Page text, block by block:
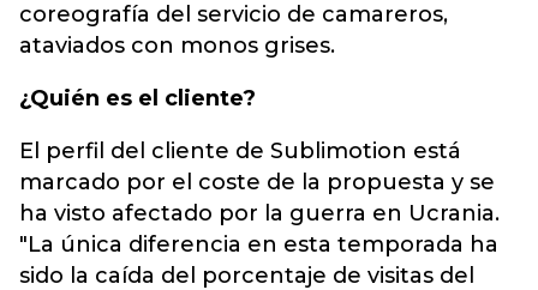
coreografía del servicio de camareros,
ataviados con monos grises.
¿Quién es el cliente?
El perfil del cliente de Sublimotion está
marcado por el coste de la propuesta y se
ha visto afectado por la guerra en Ucrania.
"La única diferencia en esta temporada ha
sido la caída del porcentaje de visitas del